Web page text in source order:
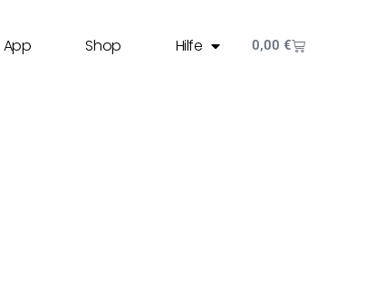
App Shop Hilfe 0,00 €